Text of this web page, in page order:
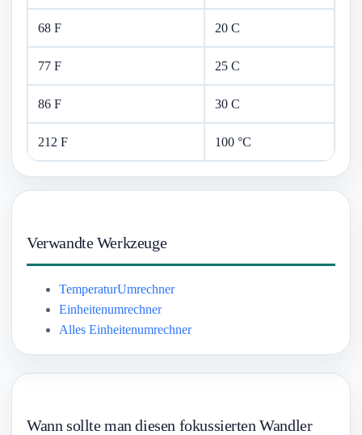
68 F 20 C
77 F 25 C
86 F 30 C
212 F 100 °C
Verwandte Werkzeuge
TemperaturUmrechner
Einheitenumrechner
Alles Einheitenumrechner
Wann sollte man diesen fokussierten Wandler